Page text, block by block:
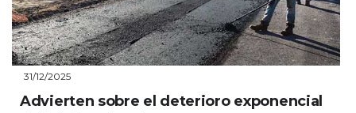
31/12/2025
Advierten sobre el deterioro exponencial